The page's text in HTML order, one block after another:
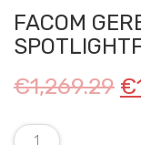
FACOM
€1,269.29 €